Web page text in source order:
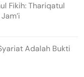
Fikih: Thariqatul
Adalah Bukti